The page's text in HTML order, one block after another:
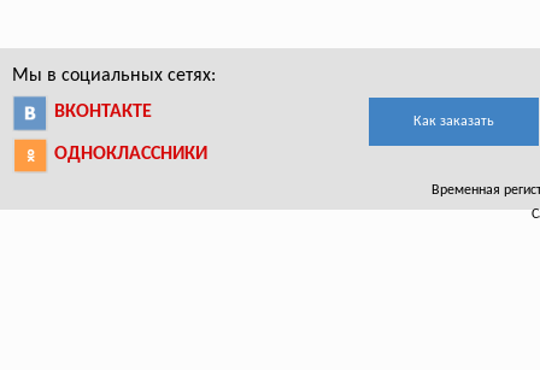
Мы в социальных сетях:
ВКОНТАКТЕ
ОДНОКЛАССНИКИ
Как заказать
Временная